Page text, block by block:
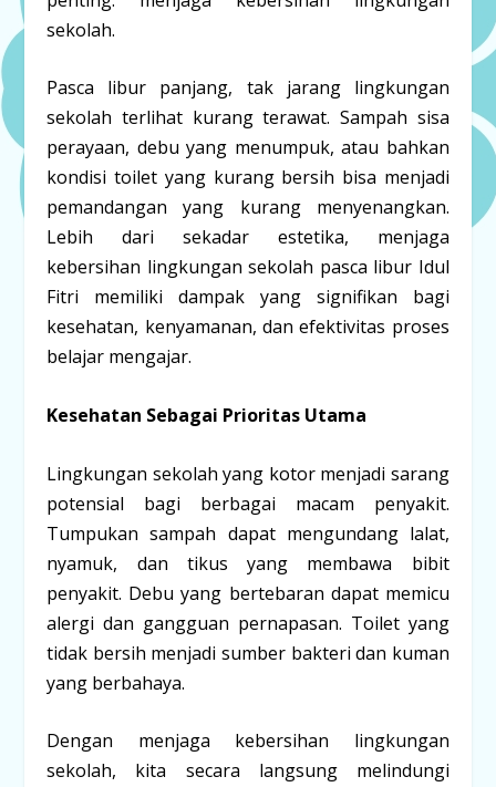
sekolah.
Pasca libur panjang, tak jarang lingkungan
sekolah terlihat kurang terawat. Sampah sisa
perayaan, debu yang menumpuk, atau bahkan
kondisi toilet yang kurang bersih bisa menjadi
pemandangan yang kurang menyenangkan.
Lebih dari sekadar estetika, menjaga
kebersihan lingkungan sekolah pasca libur Idul
Fitri memiliki dampak yang signifikan bagi
kesehatan, kenyamanan, dan efektivitas proses
belajar mengajar.
Kesehatan Sebagai Prioritas Utama
Lingkungan sekolah yang kotor menjadi sarang
potensial bagi berbagai macam penyakit.
Tumpukan sampah dapat mengundang lalat,
nyamuk, dan tikus yang membawa bibit
penyakit. Debu yang bertebaran dapat memicu
alergi dan gangguan pernapasan. Toilet yang
tidak bersih menjadi sumber bakteri dan kuman
yang berbahaya.
Dengan menjaga kebersihan lingkungan
sekolah, kita secara langsung melindungi